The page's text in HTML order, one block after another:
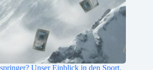
Unser Einblick in den Sport.